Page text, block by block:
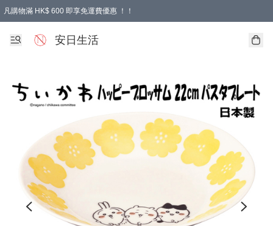
凡購物滿 HK$ 600 即享免運費優惠 ！！
安日生活